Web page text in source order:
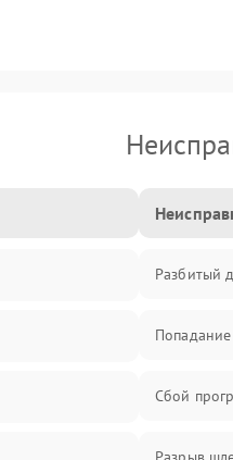
Разбитый
Попадание
Сбой